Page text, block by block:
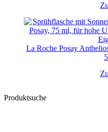
La Roche Posay
Produktsuche